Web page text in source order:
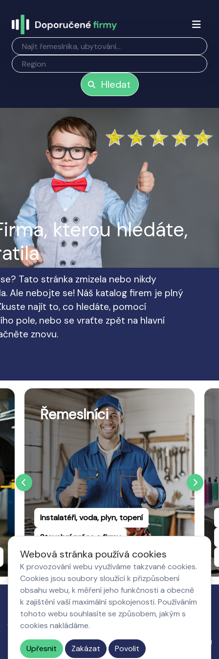
Webová stránka používá cookies
K provozování webu využíváme takzvané cookies.
Cookies jsou soubory sloužící k přizpůsobení
obsahu webu, k měření jeho funkčnosti a obecně
k zajištění vaší maximální spokojenosti. Používáním
tohoto webu souhlasíte se způsobem, jakým s
cookies nakládáme.
Upřesnit Zakázat Povolit
Hledat
kterou hledáte,
Tato stránka zmizela nebo nikdy
Ale nebojte se! Náš katalog firem je plný
najít to, co hledáte, pomocí
pole, nebo se vraťte zpět na hlavní
znovu.
Řemeslníci
Instalatéři, voda, plyn, topení
Stavební práce a firmy
Truhlářství a dřevovýroba
Jak to
funguje
Co získá
podnikatel
O nás,
Nastavení